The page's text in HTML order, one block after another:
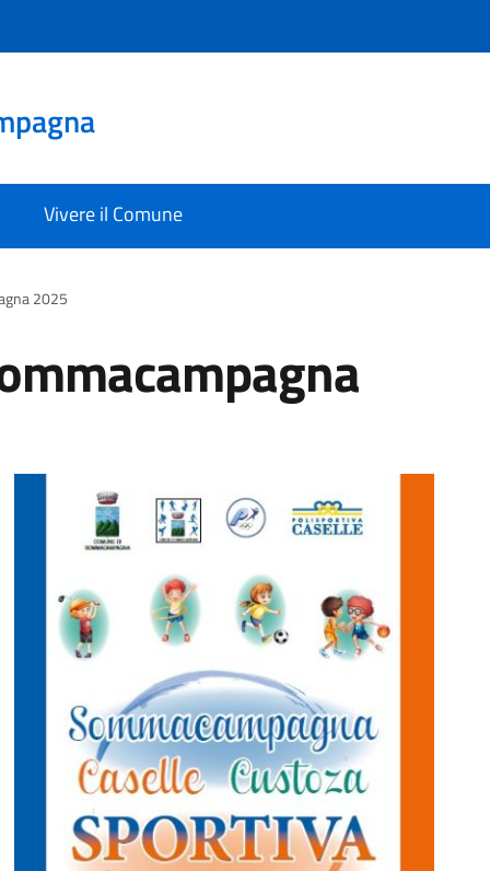
Vivere il Comune
2025